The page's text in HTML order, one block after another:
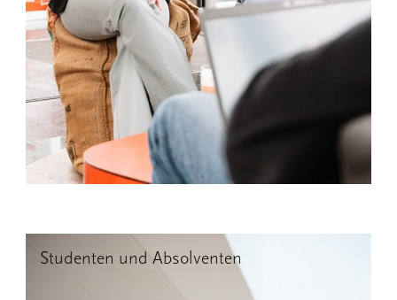
Studenten und Absolventen